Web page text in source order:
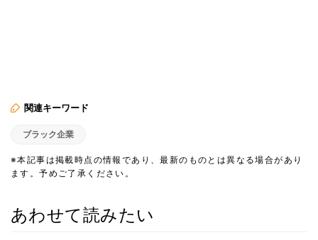
関連キーワード
ブラック企業
※本記事は掲載時点の情報であり、最新のものとは異なる場合があり
ます。予めご了承ください。
あわせて読みたい